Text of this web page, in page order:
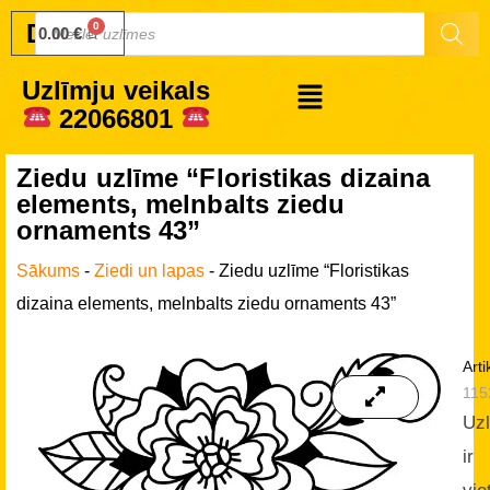
Druku.lv
0.00€
Uzlīmju veikals
22066801
Ziedu uzlīme “Floristikas dizaina
elements, melnbalts ziedu
ornaments 43”
Sākums - Ziedi un lapas - Ziedu uzlīme “Floristikas
dizaina elements, melnbalts ziedu ornaments 43”
ir